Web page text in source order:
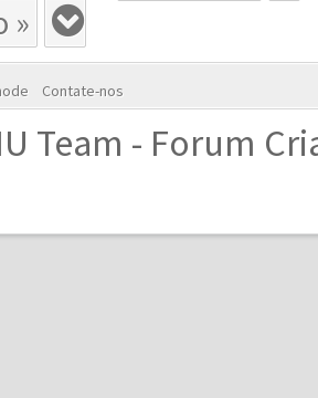
»
Contate-nos
Team - Forum